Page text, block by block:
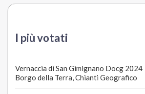
I più votati
Vernaccia di San Gimignano Docg 2024
Borgo della Terra, Chianti Geografico